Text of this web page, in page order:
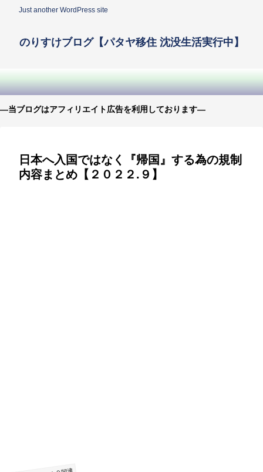
Just another WordPress site
のりすけブログ【パタヤ移住 沈没生活実行中】
—当ブログはアフィリエイト広告を利用しております—
日本へ入国ではなく『帰国』する為の規制
内容まとめ【２０２２.９】